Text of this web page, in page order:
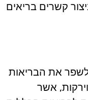
קשרים בריאים
לשפר את הבריאות
אשר